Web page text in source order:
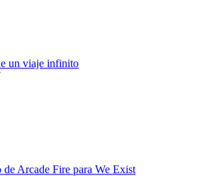
un viaje infinito
Arcade Fire para We Exist